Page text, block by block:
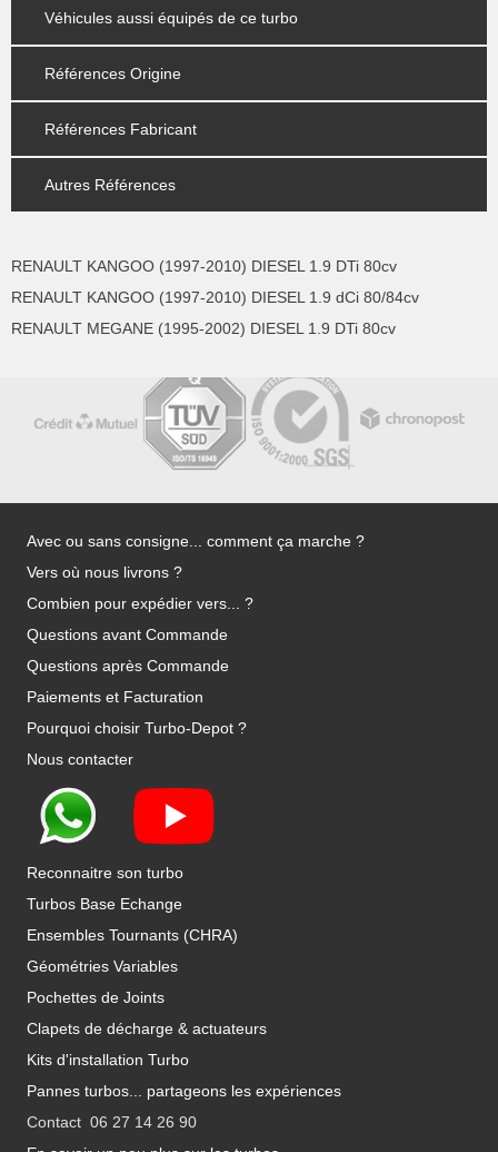
Véhicules aussi équipés de ce turbo
Références Origine
Références Fabricant
Autres Références
RENAULT KANGOO (1997-2010) DIESEL 1.9 DTi 80cv
RENAULT KANGOO (1997-2010) DIESEL 1.9 dCi 80/84cv
RENAULT MEGANE (1995-2002) DIESEL 1.9 DTi 80cv
Avec ou sans consigne... comment ça marche ?
Vers où nous livrons ?
Combien pour expédier vers... ?
Questions avant Commande
Questions après Commande
Paiements et Facturation
Pourquoi choisir Turbo-Depot ?
Nous contacter
Reconnaitre son turbo
Turbos Base Echange
Ensembles Tournants (CHRA)
Géométries Variables
Pochettes de Joints
Clapets de décharge & actuateurs
Kits d'installation Turbo
Pannes turbos... partageons les expériences
Contact 06 27 14 26 90